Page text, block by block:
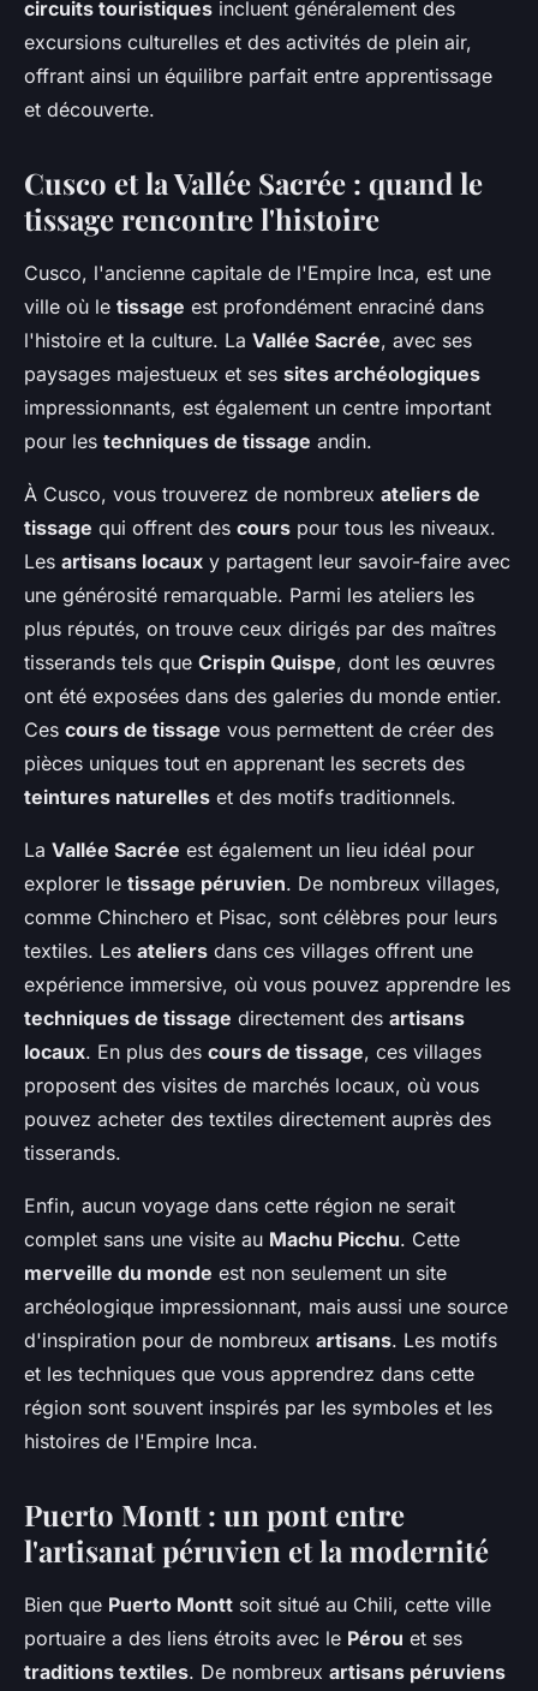
circuits touristiques incluent généralement des
excursions culturelles et des activités de plein air,
offrant ainsi un équilibre parfait entre apprentissage
et découverte.
Cusco et la Vallée Sacrée : quand le
tissage rencontre l'histoire
Cusco, l'ancienne capitale de l'Empire Inca, est une
ville où le tissage est profondément enraciné dans
l'histoire et la culture. La Vallée Sacrée, avec ses
paysages majestueux et ses sites archéologiques
impressionnants, est également un centre important
pour les techniques de tissage andin.
À Cusco, vous trouverez de nombreux ateliers de
tissage qui offrent des cours pour tous les niveaux.
Les artisans locaux y partagent leur savoir-faire avec
une générosité remarquable. Parmi les ateliers les
plus réputés, on trouve ceux dirigés par des maîtres
tisserands tels que Crispin Quispe, dont les œuvres
ont été exposées dans des galeries du monde entier.
Ces cours de tissage vous permettent de créer des
pièces uniques tout en apprenant les secrets des
teintures naturelles et des motifs traditionnels.
La Vallée Sacrée est également un lieu idéal pour
explorer le tissage péruvien. De nombreux villages,
comme Chinchero et Pisac, sont célèbres pour leurs
textiles. Les ateliers dans ces villages offrent une
expérience immersive, où vous pouvez apprendre les
techniques de tissage directement des artisans
locaux. En plus des cours de tissage, ces villages
proposent des visites de marchés locaux, où vous
pouvez acheter des textiles directement auprès des
tisserands.
Enfin, aucun voyage dans cette région ne serait
complet sans une visite au Machu Picchu. Cette
merveille du monde est non seulement un site
archéologique impressionnant, mais aussi une source
d'inspiration pour de nombreux artisans. Les motifs
et les techniques que vous apprendrez dans cette
région sont souvent inspirés par les symboles et les
histoires de l'Empire Inca.
Puerto Montt : un pont entre
l'artisanat péruvien et la modernité
Bien que Puerto Montt soit situé au Chili, cette ville
portuaire a des liens étroits avec le Pérou et ses
traditions textiles. De nombreux artisans péruviens